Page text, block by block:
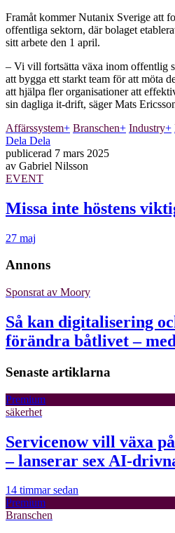
Framåt kommer Nutanix Sverige att
offentliga sektorn, där bolaget
sitt arbete den 1 april.
– Vi vill fortsätta växa inom offentlig
att bygga ett starkt team för att möta
att hjälpa fler organisationer att
sin dagliga it-drift, säger Mats
Affärssystem+ Branschen+ Industry+
Dela Dela
publicerad 7 mars 2025
av Gabriel Nilsson
EVENT
Missa inte höstens
27 maj
Annons
Sponsrat av Moory
Så kan digitalisering
förändra båtlivet –
Senaste artiklarna
Premium
säkerhet
Servicenow vill växa
– lanserar sex AI-
14 timmar sedan
Premium
Branschen